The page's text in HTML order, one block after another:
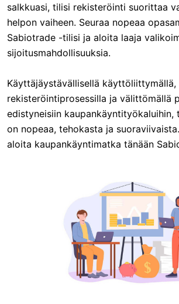
salkkuasi, tilisi rekisteröinti suorittaa
helpon vaiheen. Seuraa nopeaa
Sabiotrade -tilisi ja aloita laaja
sijoitusmahdollisuuksia.
Käyttäjäystävällisellä käyttöliittymällä,
rekisteröintiprosessilla ja välittömällä
edistyneisiin kaupankäyntityökaluihin,
on nopeaa, tehokasta ja
aloita kaupankäyntimatka tänään